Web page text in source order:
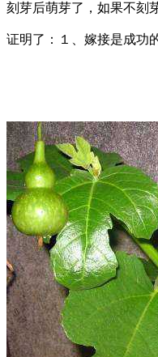
刻芽后萌芽了，如果不刻
证明了：１、嫁接是成功